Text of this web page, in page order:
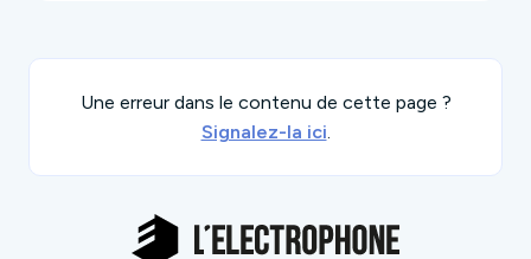
Une erreur dans le contenu de cette page ?
Signalez-la ici.